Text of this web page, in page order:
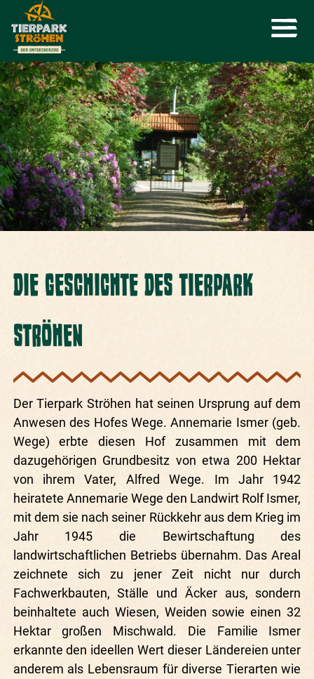
DIE GESCHICHTE DES TIERPARK
STRÖHEN
Der Tierpark Ströhen hat seinen Ursprung auf dem
Anwesen des Hofes Wege. Annemarie Ismer (geb.
Wege) erbte diesen Hof zusammen mit dem
dazugehörigen Grundbesitz von etwa 200 Hektar
von ihrem Vater, Alfred Wege. Im Jahr 1942
heiratete Annemarie Wege den Landwirt Rolf Ismer,
mit dem sie nach seiner Rückkehr aus dem Krieg im
Jahr 1945 die Bewirtschaftung des
landwirtschaftlichen Betriebs übernahm. Das Areal
zeichnete sich zu jener Zeit nicht nur durch
Fachwerkbauten, Ställe und Äcker aus, sondern
beinhaltete auch Wiesen, Weiden sowie einen 32
Hektar großen Mischwald. Die Familie Ismer
erkannte den ideellen Wert dieser Ländereien unter
anderem als Lebensraum für diverse Tierarten wie